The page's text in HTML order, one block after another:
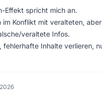
Effekt spricht mich an.
Konflikt mit veralteten,
veraltete Infos.
Inhalte verlieren,